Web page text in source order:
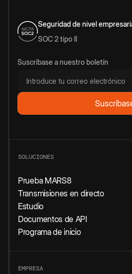
Seguridad de nivel
SOC 2 tipo II
Suscríbase a nuestro boletín
SOLUCIONES
Prueba MARS8
Transmisiones en directo
Estudio
Documentos de API
Programa de inicio
EMPRESA